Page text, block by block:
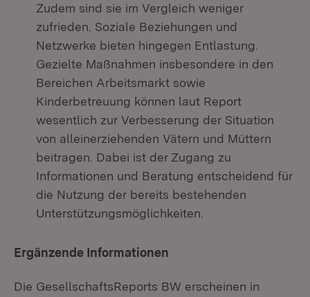
Zudem sind sie im Vergleich weniger
zufrieden. Soziale Beziehungen und
Netzwerke bieten hingegen Entlastung.
Gezielte Maßnahmen insbesondere in den
Bereichen Arbeitsmarkt sowie
Kinderbetreuung können laut Report
wesentlich zur Verbesserung der Situation
von alleinerziehenden Vätern und Müttern
beitragen. Dabei ist der Zugang zu
Informationen und Beratung entscheidend für
die Nutzung der bereits bestehenden
Unterstützungsmöglichkeiten.
Ergänzende Informationen
Die GesellschaftsReports BW erscheinen in